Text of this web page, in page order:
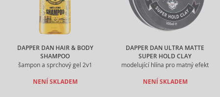
DAPPER DAN HAIR & BODY
SHAMPOO
šampon a sprchový gel 2v1
NENÍ SKLADEM
DAPPER DAN ULTRA MATTE
SUPER HOLD CLAY
modelující hlína pro matný efekt
NENÍ SKLADEM